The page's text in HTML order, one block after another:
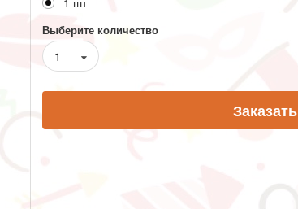
Выберите количество
1
Заказать